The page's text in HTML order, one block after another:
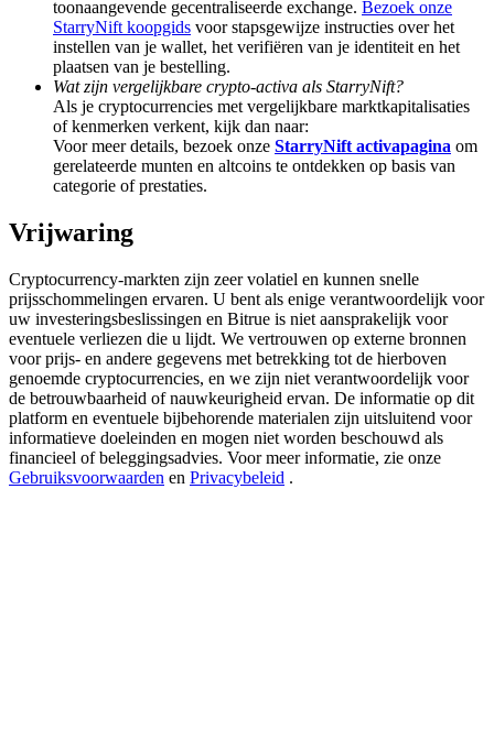
BTC Welcome Rewards
Deposit & Trade BTC to Share 25000 USDT prize pool!
Deposit CASHCAT & Win
Share 500000 CASHCAT prize pool
Exclusive for BitMart Users
Register & Trade to Win 500,000 USDT
Precious Metals Trading Carnival
Trade Gold & Silver · 33,333 USDT Bonus
toonaangevende gecentraliseerde exchange. Bezoek onze
StarryNift koopgids voor stapsgewijze instructies over het
instellen van je wallet, het verifiëren van je identiteit en het
plaatsen van je bestelling.
Wat zijn vergelijkbare crypto-activa als StarryNift?
Als je cryptocurrencies met vergelijkbare marktkapitalisaties
of kenmerken verkent, kijk dan naar:
Voor meer details, bezoek onze StarryNift activapagina om
gerelateerde munten en altcoins te ontdekken op basis van
categorie of prestaties.
Vrijwaring
Cryptocurrency-markten zijn zeer volatiel en kunnen snelle
prijsschommelingen ervaren. U bent als enige verantwoordelijk voor
uw investeringsbeslissingen en Bitrue is niet aansprakelijk voor
eventuele verliezen die u lijdt. We vertrouwen op externe bronnen
voor prijs- en andere gegevens met betrekking tot de hierboven
genoemde cryptocurrencies, en we zijn niet verantwoordelijk voor
de betrouwbaarheid of nauwkeurigheid ervan. De informatie op dit
platform en eventuele bijbehorende materialen zijn uitsluitend voor
informatieve doeleinden en mogen niet worden beschouwd als
financieel of beleggingsadvies. Voor meer informatie, zie onze
Gebruiksvoorwaarden en Privacybeleid .